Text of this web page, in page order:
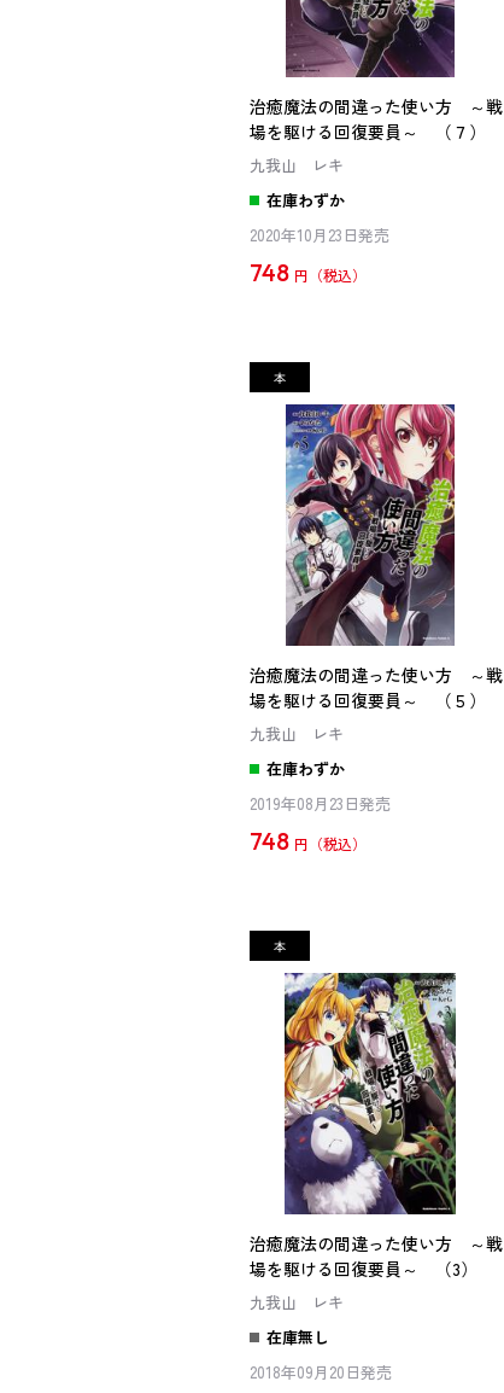
治癒魔法の間違った使い方 ～戦
場を駆ける回復要員～ （７）
九我山 レキ
在庫わずか
2020年10月23日発売
748 円
治癒魔法の間違った使い方 ～戦
場を駆ける回復要員～ （５）
九我山 レキ
在庫わずか
2019年08月23日発売
748 円
治癒魔法の間違った使い方 ～戦
場を駆ける回復要員～ （3）
九我山 レキ
在庫無し
2018年09月20日発売